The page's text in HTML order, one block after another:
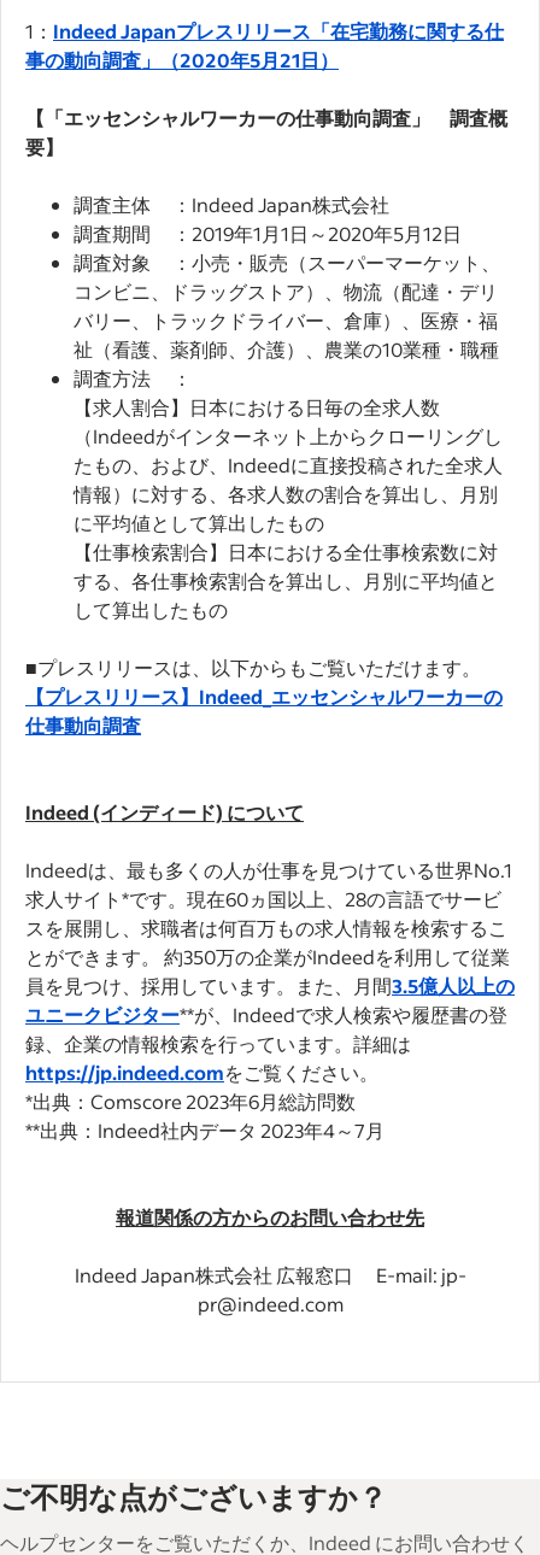
1： Indeed Japanプレスリリース「在宅勤務に関する仕
事の動向調査」（2020年5月21日）
【「エッセンシャルワーカーの仕事動向調査」 調査概
要】
調査主体 ：Indeed Japan株式会社
調査期間 ：2019年1月1日～2020年5月12日
調査対象 ：小売・販売（スーパーマーケット、
コンビニ、ドラッグストア）、物流（配達・デリ
バリー、トラックドライバー、倉庫）、医療・福
祉（看護、薬剤師、介護）、農業の10業種・職種
調査方法 ：
【求人割合】日本における日毎の全求人数
（Indeedがインターネット上からクローリングし
たもの、および、Indeedに直接投稿された全求人
情報）に対する、各求人数の割合を算出し、月別
に平均値として算出したもの
【仕事検索割合】日本における全仕事検索数に対
する、各仕事検索割合を算出し、月別に平均値と
して算出したもの
■プレスリリースは、以下からもご覧いただけます。
【プレスリリース】Indeed_エッセンシャルワーカーの
仕事動向調査
Indeed (インディード) について
Indeedは、最も多くの人が仕事を見つけている世界No.1
求人サイト*です。現在60ヵ国以上、28の言語でサービ
スを展開し、求職者は何百万もの求人情報を検索するこ
とができます。 約350万の企業がIndeedを利用して従業
員を見つけ、採用しています。また、月間3.5億人以上の
ユニークビジター**が、Indeedで求人検索や履歴書の登
録、企業の情報検索を行っています。詳細は
https://jp.indeed.comをご覧ください。
*出典：Comscore 2023年6月総訪問数
**出典：Indeed社内データ 2023年4～7月
報道関係の方からのお問い合わせ先
Indeed Japan株式会社 広報窓口 E-mail: jp-
pr@indeed.com
ご不明な点がございますか？
ヘルプセンターをご覧いただくか、Indeed にお問い合わせく